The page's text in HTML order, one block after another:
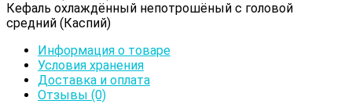
Кефаль охлаждённый непотрошёный с головой
средний (Каспий)
Информация о товаре
Условия хранения
Доставка и оплата
Отзывы (0)